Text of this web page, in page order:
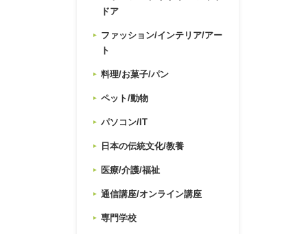
ドア
ファッション/インテリア/アー
ト
料理/お菓子/パン
ペット/動物
パソコン/IT
日本の伝統文化/教養
医療/介護/福祉
通信講座/オンライン講座
専門学校